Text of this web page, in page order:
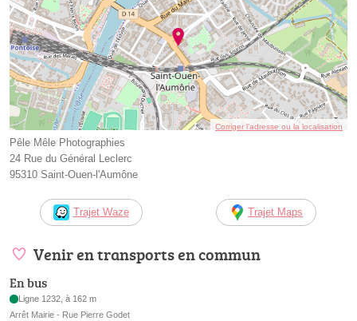
Corriger l’adresse ou la localisation
Pêle Mêle Photographies
24 Rue du Général Leclerc
95310 Saint-Ouen-l'Aumône
Trajet Waze Trajet Maps
Venir en transports en commun
En bus
Ligne 1232, à 162 m
Arrêt Mairie - Rue Pierre Godet